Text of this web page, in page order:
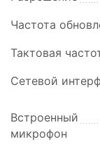
Частота
Тактовая
Сетевой
Встроенный
микрофон